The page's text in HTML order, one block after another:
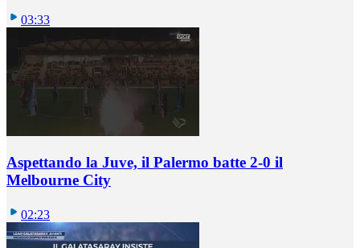
03:33
Aspettando la Juve, il Palermo batte 2-0 il
Melbourne City
02:23